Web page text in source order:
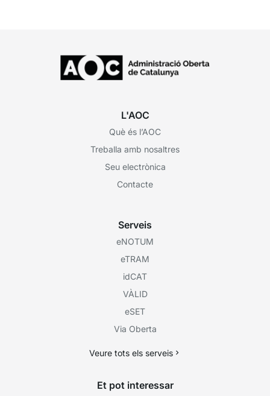
L'AOC
Què és l’AOC
Treballa amb nosaltres
Seu electrònica
Contacte
Serveis
eNOTUM
eTRAM
idCAT
VÀLID
eSET
Via Oberta
Veure tots els serveis
Et pot interessar